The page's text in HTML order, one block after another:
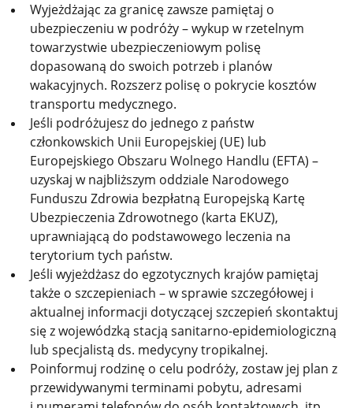
Wyjeżdżając za granicę zawsze pamiętaj o
ubezpieczeniu w podróży – wykup w rzetelnym
towarzystwie ubezpieczeniowym polisę
dopasowaną do swoich potrzeb i planów
wakacyjnych. Rozszerz polisę o pokrycie kosztów
transportu medycznego.
Jeśli podróżujesz do jednego z państw
członkowskich Unii Europejskiej (UE) lub
Europejskiego Obszaru Wolnego Handlu (EFTA) –
uzyskaj w najbliższym oddziale Narodowego
Funduszu Zdrowia bezpłatną Europejską Kartę
Ubezpieczenia Zdrowotnego (karta EKUZ),
uprawniającą do podstawowego leczenia na
terytorium tych państw.
Jeśli wyjeżdżasz do egzotycznych krajów pamiętaj
także o szczepieniach – w sprawie szczegółowej i
aktualnej informacji dotyczącej szczepień skontaktuj
się z wojewódzką stacją sanitarno-epidemiologiczną
lub specjalistą ds. medycyny tropikalnej.
Poinformuj rodzinę o celu podróży, zostaw jej plan z
przewidywanymi terminami pobytu, adresami